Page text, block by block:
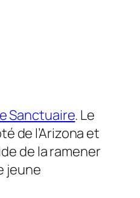
Sanctuaire. Le
de l’Arizona et
de la ramener
jeune